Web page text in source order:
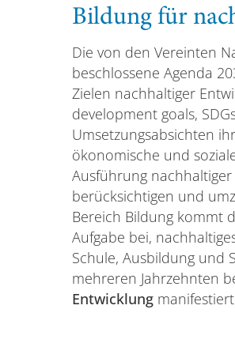
Bildung für
Die von den Vereinten
beschlossene Agenda
Zielen nachhaltiger
development goals,
Umsetzungsabsichten
ökonomische und
Ausführung
berücksichtigen und
Bereich Bildung kommt
Aufgabe bei,
Schule, Ausbildung und
mehreren Jahrzehnten
Entwicklung